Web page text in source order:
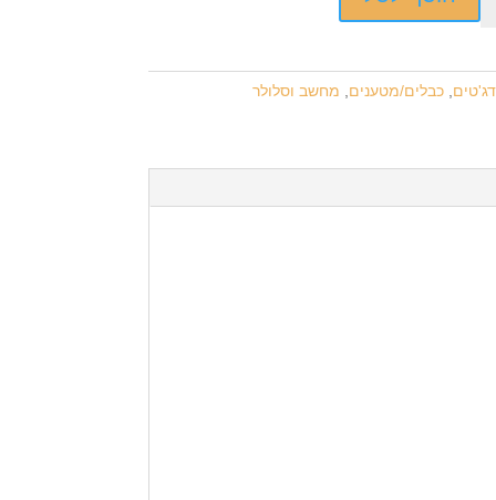
כבלים/מטענים מחשב וסלולר